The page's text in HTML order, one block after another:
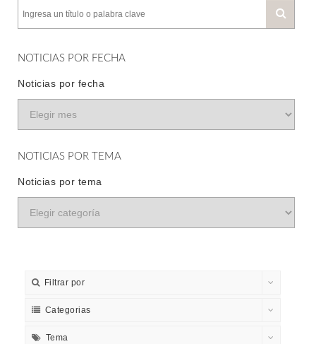
NOTICIAS POR FECHA
Noticias por fecha
NOTICIAS POR TEMA
Noticias por tema
Filtrar por
Categorias
Tema